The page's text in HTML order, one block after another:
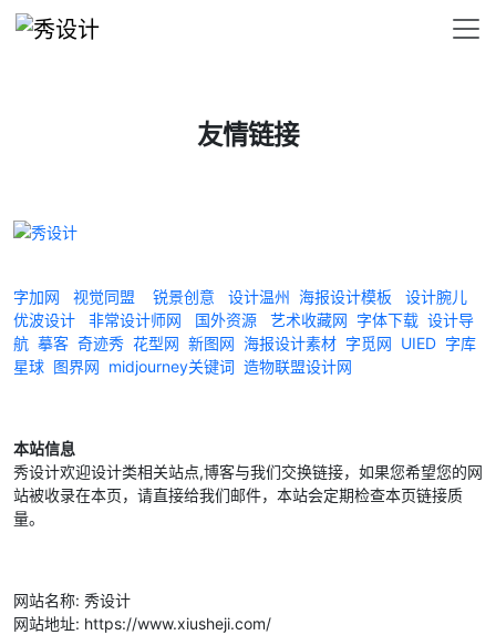
友情链接
字加网 视觉同盟 锐景创意 设计温州 海报设计模板
设计腕儿
优波设计
非常设计师网 国外资源 艺术收藏网 字体下载 设计导
航 摹客 奇迹秀 花型网 新图网 海报设计素材 字觅网 UIED 字库
星球 图界网 midjourney关键词 造物联盟设计网
本站信息
秀设计欢迎设计类相关站点,博客与我们交换链接，如果您希望您的网
站被收录在本页，请直接给我们邮件，本站会定期检查本页链接质
量。
网站名称: 秀设计
网站地址: https://www.xiusheji.com/